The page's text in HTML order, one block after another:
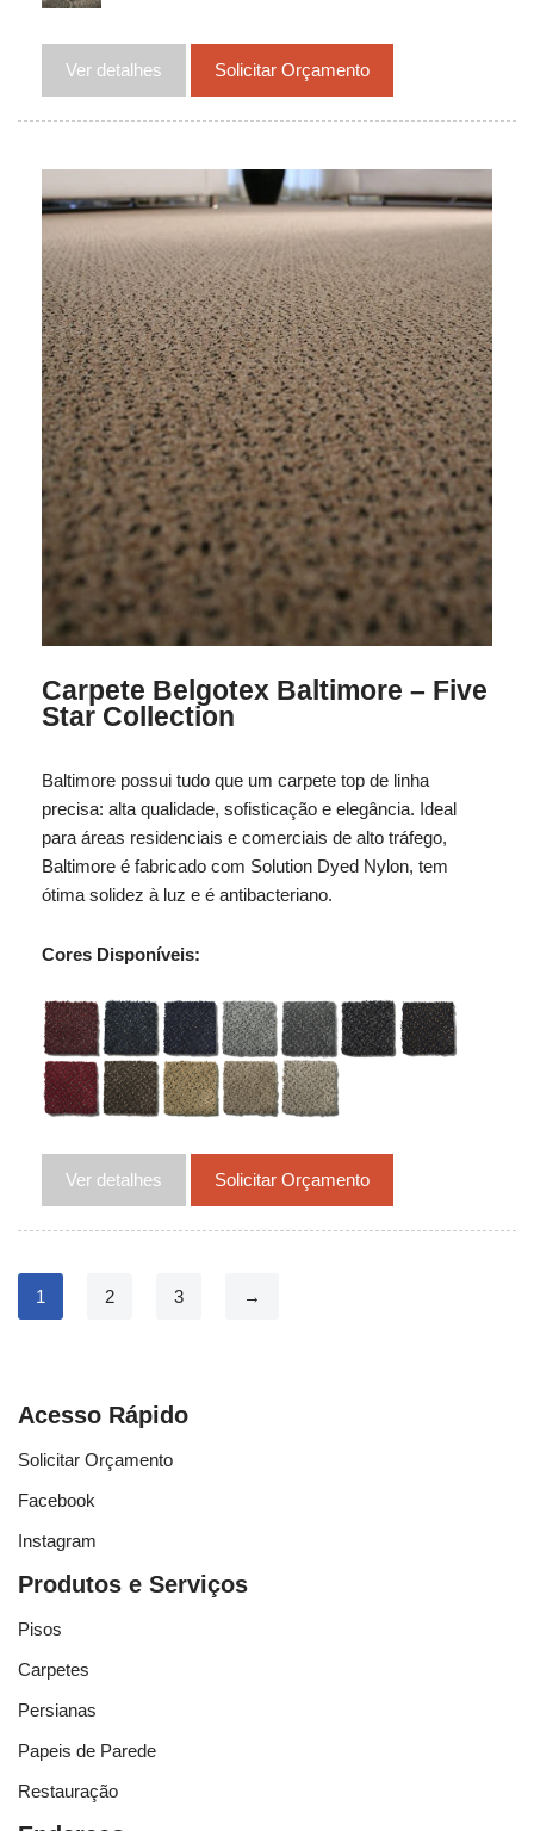
Ver detalhes Solicitar Orçamento
Carpete Belgotex Baltimore – Five
Star Collection
Baltimore possui tudo que um carpete top de linha
precisa: alta qualidade, sofisticação e elegância. Ideal
para áreas residenciais e comerciais de alto tráfego,
Baltimore é fabricado com Solution Dyed Nylon, tem
ótima solidez à luz e é antibacteriano.
Cores Disponíveis:
Ver detalhes Solicitar Orçamento
1 2 3 →
Acesso Rápido
Solicitar Orçamento
Facebook
Instagram
Produtos e Serviços
Pisos
Carpetes
Persianas
Papeis de Parede
Restauração